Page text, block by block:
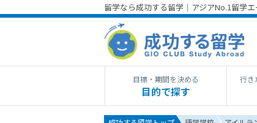
留学なら成功する留学｜アジアNo.1留学
目標・期間を決める
目的で探す
行き